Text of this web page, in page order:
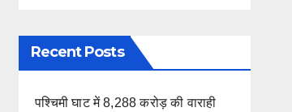
Recent Posts
पश्चिमी घाट में 8,288 करोड़ की वाराही